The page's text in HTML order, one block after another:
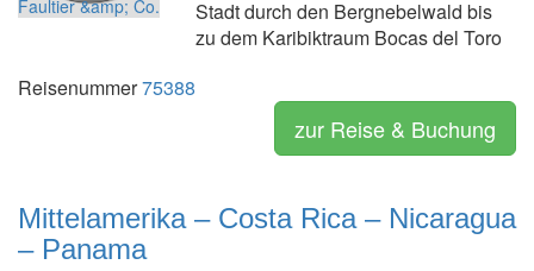
Stadt durch den Bergnebelwald bis
zu dem Karibiktraum Bocas del Toro
Reisenummer75388
zur Reise & Buchung
Mittelamerika – Costa Rica – Nicaragua
– Panama